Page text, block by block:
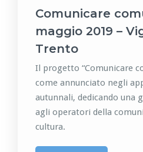
Comunicare
maggio 2019 –
Trento
Il progetto “Comunicare
come annunciato negli
autunnali, dedicando una
agli operatori della
cultura.